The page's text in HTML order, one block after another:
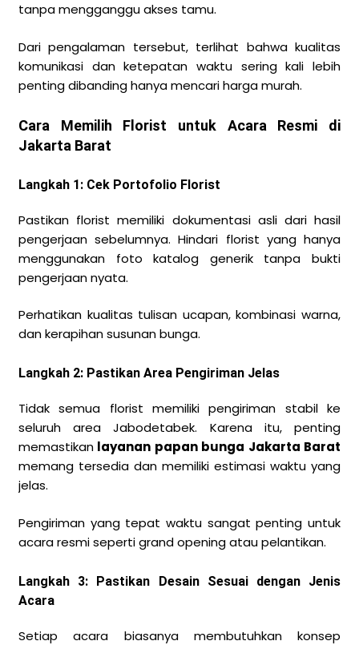
tanpa mengganggu akses tamu.
Dari pengalaman tersebut, terlihat bahwa kualitas
komunikasi dan ketepatan waktu sering kali lebih
penting dibanding hanya mencari harga murah.
Cara Memilih Florist untuk Acara Resmi di
Jakarta Barat
Langkah 1: Cek Portofolio Florist
Pastikan florist memiliki dokumentasi asli dari hasil
pengerjaan sebelumnya. Hindari florist yang hanya
menggunakan foto katalog generik tanpa bukti
pengerjaan nyata.
Perhatikan kualitas tulisan ucapan, kombinasi warna,
dan kerapihan susunan bunga.
Langkah 2: Pastikan Area Pengiriman Jelas
Tidak semua florist memiliki pengiriman stabil ke
seluruh area Jabodetabek. Karena itu, penting
memastikan layanan papan bunga Jakarta Barat
memang tersedia dan memiliki estimasi waktu yang
jelas.
Pengiriman yang tepat waktu sangat penting untuk
acara resmi seperti grand opening atau pelantikan.
Langkah 3: Pastikan Desain Sesuai dengan Jenis
Acara
Setiap acara biasanya membutuhkan konsep